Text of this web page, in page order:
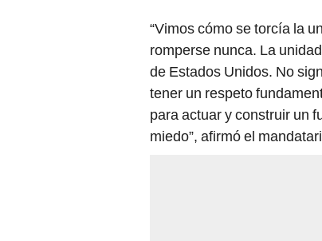
“Vimos cómo se torcía la
romperse nunca. La
de Estados Unidos. No
tener un respeto
para actuar y construir un
miedo”, afirmó el